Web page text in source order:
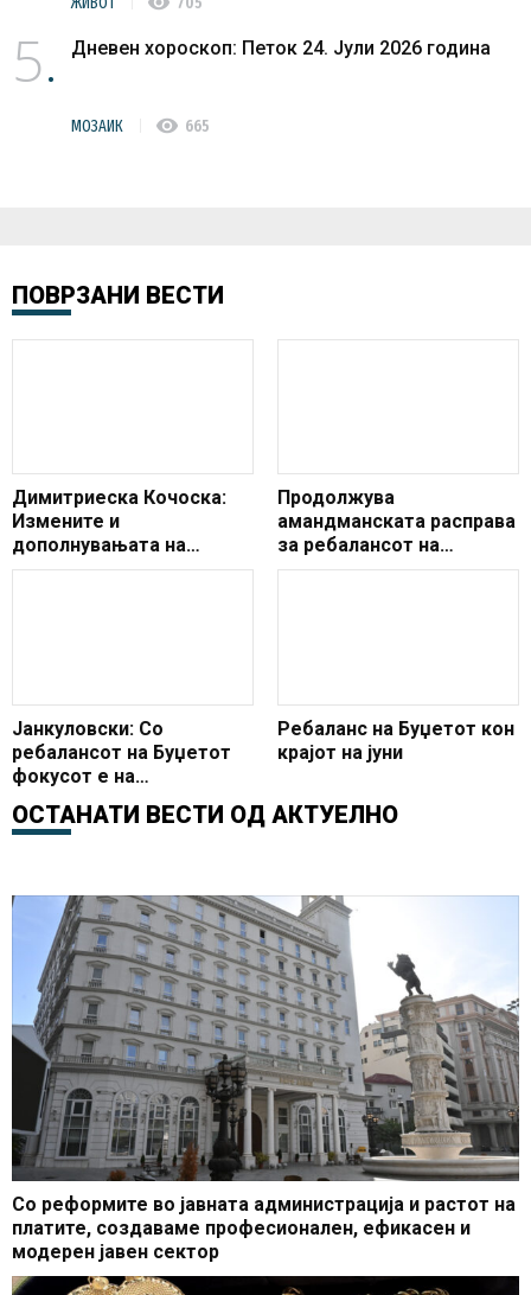
5 Дневен хороскоп: Петок 24. Јули 2026 година
МОЗАИК visibility 665
ПОВРЗАНИ ВЕСТИ
Димитриеска Кочоска:
Измените и
дополнувањата на
Буџетот за 2025
Продолжува
амандманската расправа
за ребaлансот на
Буџетот
Јанкуловски: Со
ребалансот на Буџетот
фокусот е на
стабилноста, отчетноста
и ефективноста во
Ребаланс на Буџетот кон
крајот на јуни
ОСТАНАТИ ВЕСТИ ОД АКТУЕЛНО
Со реформите во јавната администрација и растот на
платите, создаваме професионален, ефикасен и
модерен јавен сектор